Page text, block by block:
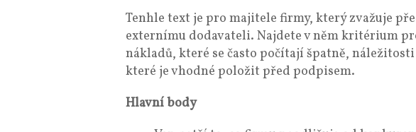
Tenhle text je pro majitele firmy, který zvažuje
externímu dodavateli. Najdete v něm kritérium
nákladů, které se často počítají špatně,
které je vhodné položit před podpisem.
Hlavní body